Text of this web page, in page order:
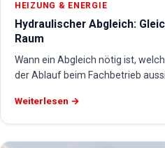
HEIZUNG & ENERGIE
Hydraulischer Abgleich:
Raum
Wann ein Abgleich nötig ist,
der Ablauf beim Fachbetrieb
Weiterlesen →